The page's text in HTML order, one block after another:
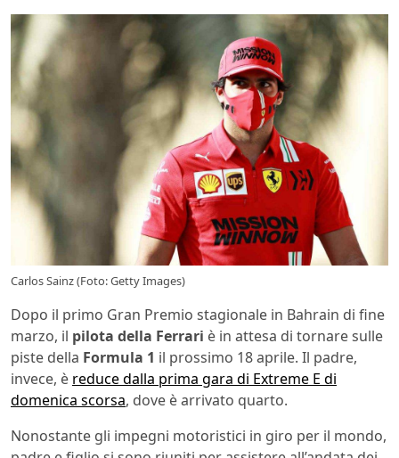
Carlos Sainz (Foto: Getty Images)
Dopo il primo Gran Premio stagionale in Bahrain di fine
marzo, il pilota della Ferrari è in attesa di tornare sulle
piste della Formula 1 il prossimo 18 aprile. Il padre,
invece, è reduce dalla prima gara di Extreme E di
domenica scorsa, dove è arrivato quarto.
Nonostante gli impegni motoristici in giro per il mondo,